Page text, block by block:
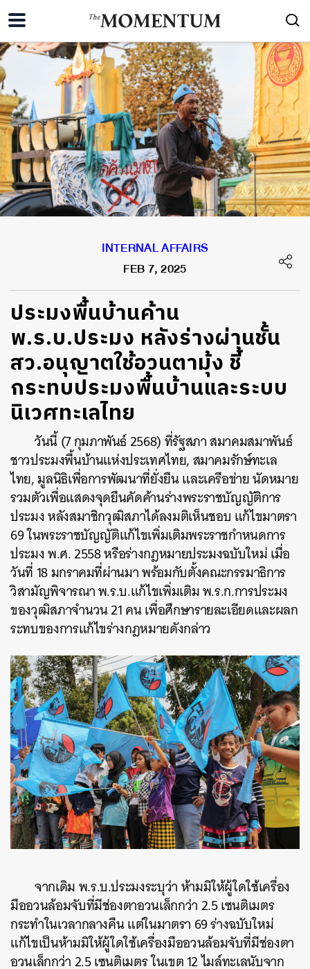
INTERNAL AFFAIRS
FEB 7, 2025
ประมงพื้นบ้านค้าน
พ.ร.บ.ประมง หลังร่างผ่านชั้น
สว.อนุญาตใช้อวนตามุ้ง ชี้
กระทบประมงพื้นบ้านและระบบ
นิเวศทะเลไทย
วันนี้ (7 กุมภาพันธ์ 2568) ที่รัฐสภา สมาคมสมาพันธ์
ชาวประมงพื้นบ้านแห่งประเทศไทย, สมาคมรักษ์ทะเล
ไทย, มูลนิธิเพื่อการพัฒนาที่ยั่งยืน และเครือข่าย นัดหมาย
รวมตัวเพื่อแสดงจุดยืนคัดค้านร่างพระราชบัญญัติการ
ประมง หลังสมาชิกวุฒิสภาได้ลงมติเห็นชอบ แก้ไขมาตรา
69 ในพระราชบัญญัติแก้ไขเพิ่มเติมพระราชกำหนดการ
ประมง พ.ศ. 2558 หรือร่างกฎหมายประมงฉบับใหม่ เมื่อ
วันที่ 18 มกราคมที่ผ่านมา พร้อมกับตั้งคณะกรรมาธิการ
วิสามัญพิจารณา พ.ร.บ.แก้ไขเพิ่มเติม พ.ร.ก.การประมง
ของวุฒิสภาจำนวน 21 คน เพื่อศึกษารายละเอียดและผลก
ระทบของการแก้ไขร่างกฎหมายดังกล่าว
จากเดิม พ.ร.บ.ประมงระบุว่า ห้ามมิให้ผู้ใดใช้เครื่อง
มืออวนล้อมจับที่มีช่องตาอวนเล็กกว่า 2.5 เซนติเมตร
กระทำในเวลากลางคืน แต่ในมาตรา 69 ร่างฉบับใหม่
แก้ไขเป็นห้ามมิให้ผู้ใดใช้เครื่องมืออวนล้อมจับที่มีช่องตา
อวนเล็กกว่า 2.5 เซนติเมตร ในเขต 12 ไมล์ทะเลนับจาก